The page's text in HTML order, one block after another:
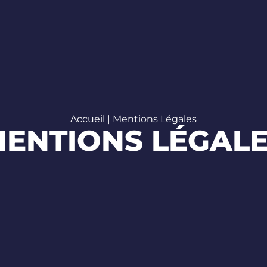
Accueil | Mentions Légales